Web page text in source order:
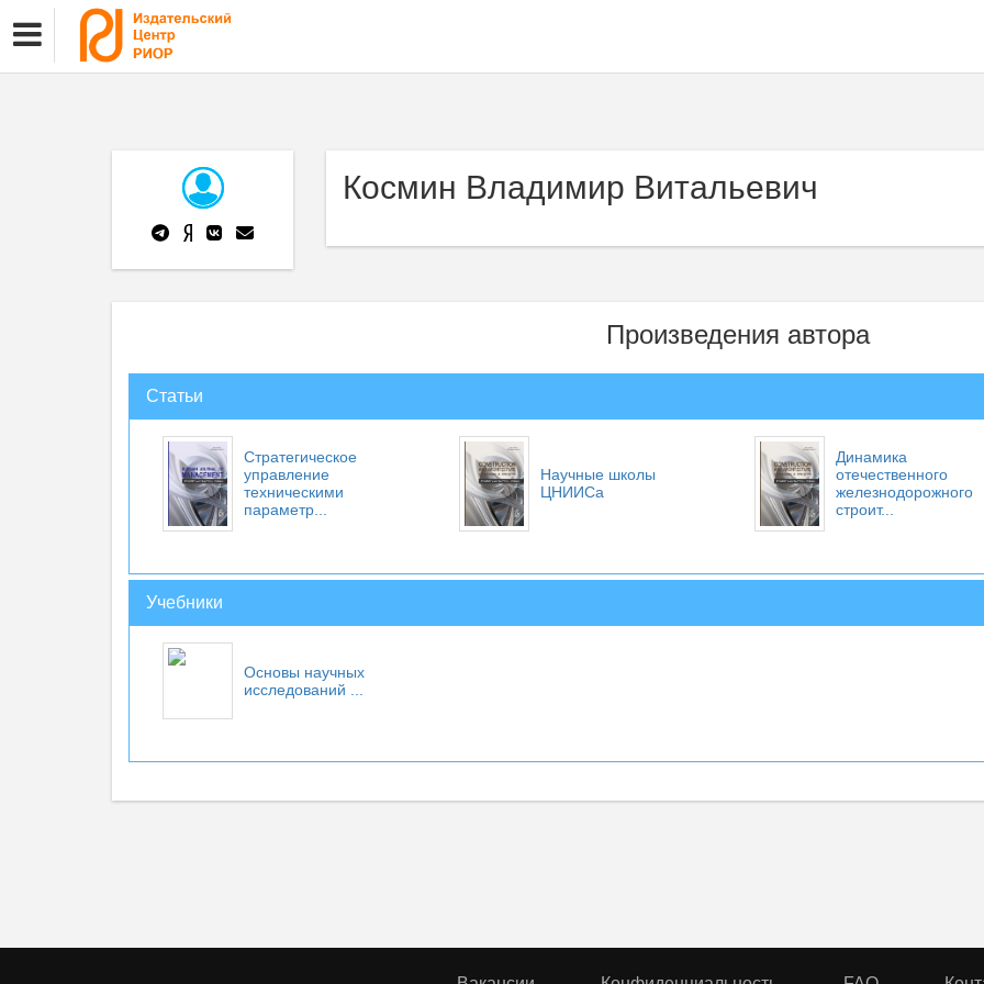
Космин Владимир Витальевич
Произведения автора
Статьи
Стратегическое
управление
техническими
параметр...
Научные школы
ЦНИИСа
Динамика
отечественного
железнодорожного
строит...
Учебники
Основы научных
исследований